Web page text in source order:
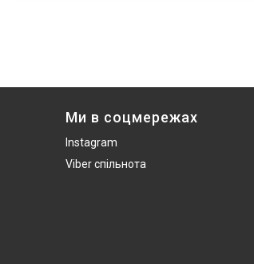
Ми в соцмережах
Instagram
Viber спільнота